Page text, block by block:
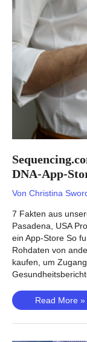
Analyse
mit
WES
und
WGS?
DNA-App-
Von Christina
7 Fakten aus
Pasadena, USA
ein App-Store So
Rohdaten von
kaufen, um
Bewertung
–
Read More »